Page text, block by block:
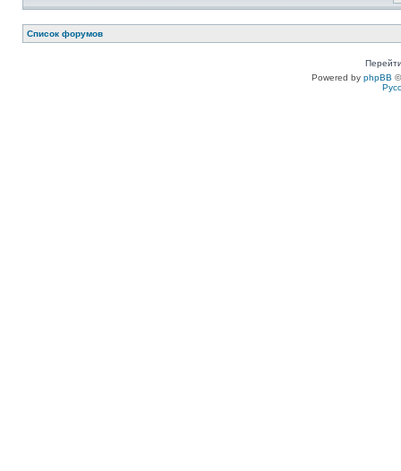
Список форумов
Powered by phpBB